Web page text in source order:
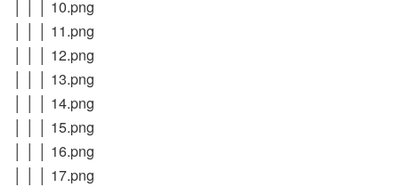
│ │ │ 10.png
│ │ │ 11.png
│ │ │ 12.png
│ │ │ 13.png
│ │ │ 14.png
│ │ │ 15.png
│ │ │ 16.png
│ │ │ 17.png